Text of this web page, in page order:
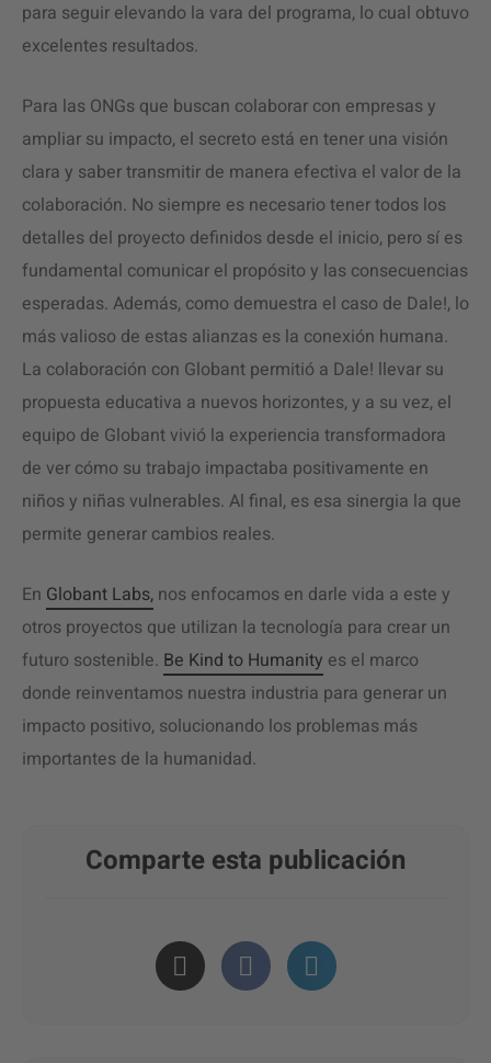
para seguir elevando la vara del programa, lo cual obtuvo
excelentes resultados.
Para las ONGs que buscan colaborar con empresas y
ampliar su impacto, el secreto está en tener una visión
clara y saber transmitir de manera efectiva el valor de la
colaboración. No siempre es necesario tener todos los
detalles del proyecto definidos desde el inicio, pero sí es
fundamental comunicar el propósito y las consecuencias
esperadas. Además, como demuestra el caso de Dale!, lo
más valioso de estas alianzas es la conexión humana.
La colaboración con Globant permitió a Dale! llevar su
propuesta educativa a nuevos horizontes, y a su vez, el
equipo de Globant vivió la experiencia transformadora
de ver cómo su trabajo impactaba positivamente en
niños y niñas vulnerables. Al final, es esa sinergia la que
permite generar cambios reales.
En Globant Labs, nos enfocamos en darle vida a este y
otros proyectos que utilizan la tecnología para crear un
futuro sostenible. Be Kind to Humanity es el marco
donde reinventamos nuestra industria para generar un
impacto positivo, solucionando los problemas más
importantes de la humanidad.
Comparte esta publicación